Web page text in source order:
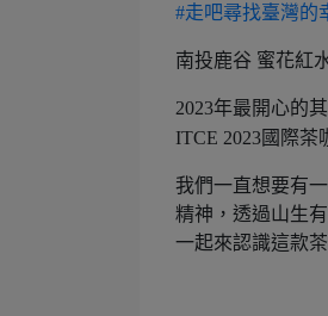
#走吧尋找臺灣的
南投鹿谷 蜜花紅
2023年最開心的
ITCE 2023國際茶
我們一直想要有
精神，透過山生
一起來認識這款